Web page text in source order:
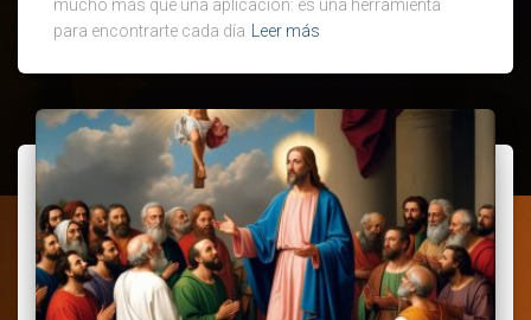
mucho más que una aplicación: es una herramienta
para encontrarte cada día
Leer más